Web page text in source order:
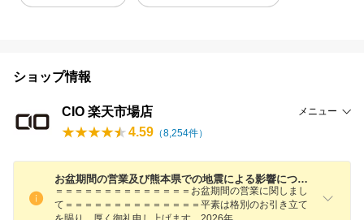
ショップ情報
CIO 楽天市場店 メニュー
4.59 （8,254件）
お盆期間の営業及び熊本県での地震による影響について
＝＝＝＝＝＝＝＝＝＝＝＝＝＝お盆期間の営業に関しまし
て＝＝＝＝＝＝＝＝＝＝＝＝＝＝平素は格別のお引き立て